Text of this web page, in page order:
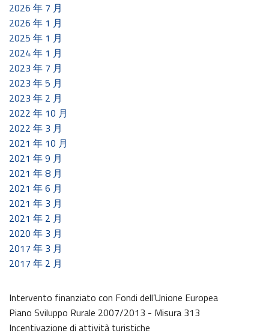
2026 年 7 月
2026 年 1 月
2025 年 1 月
2024 年 1 月
2023 年 7 月
2023 年 5 月
2023 年 2 月
2022 年 10 月
2022 年 3 月
2021 年 10 月
2021 年 9 月
2021 年 8 月
2021 年 6 月
2021 年 3 月
2021 年 2 月
2020 年 3 月
2017 年 3 月
2017 年 2 月
Intervento finanziato con Fondi dell’Unione Europea
Piano Sviluppo Rurale 2007/2013 - Misura 313
Incentivazione di attività turistiche